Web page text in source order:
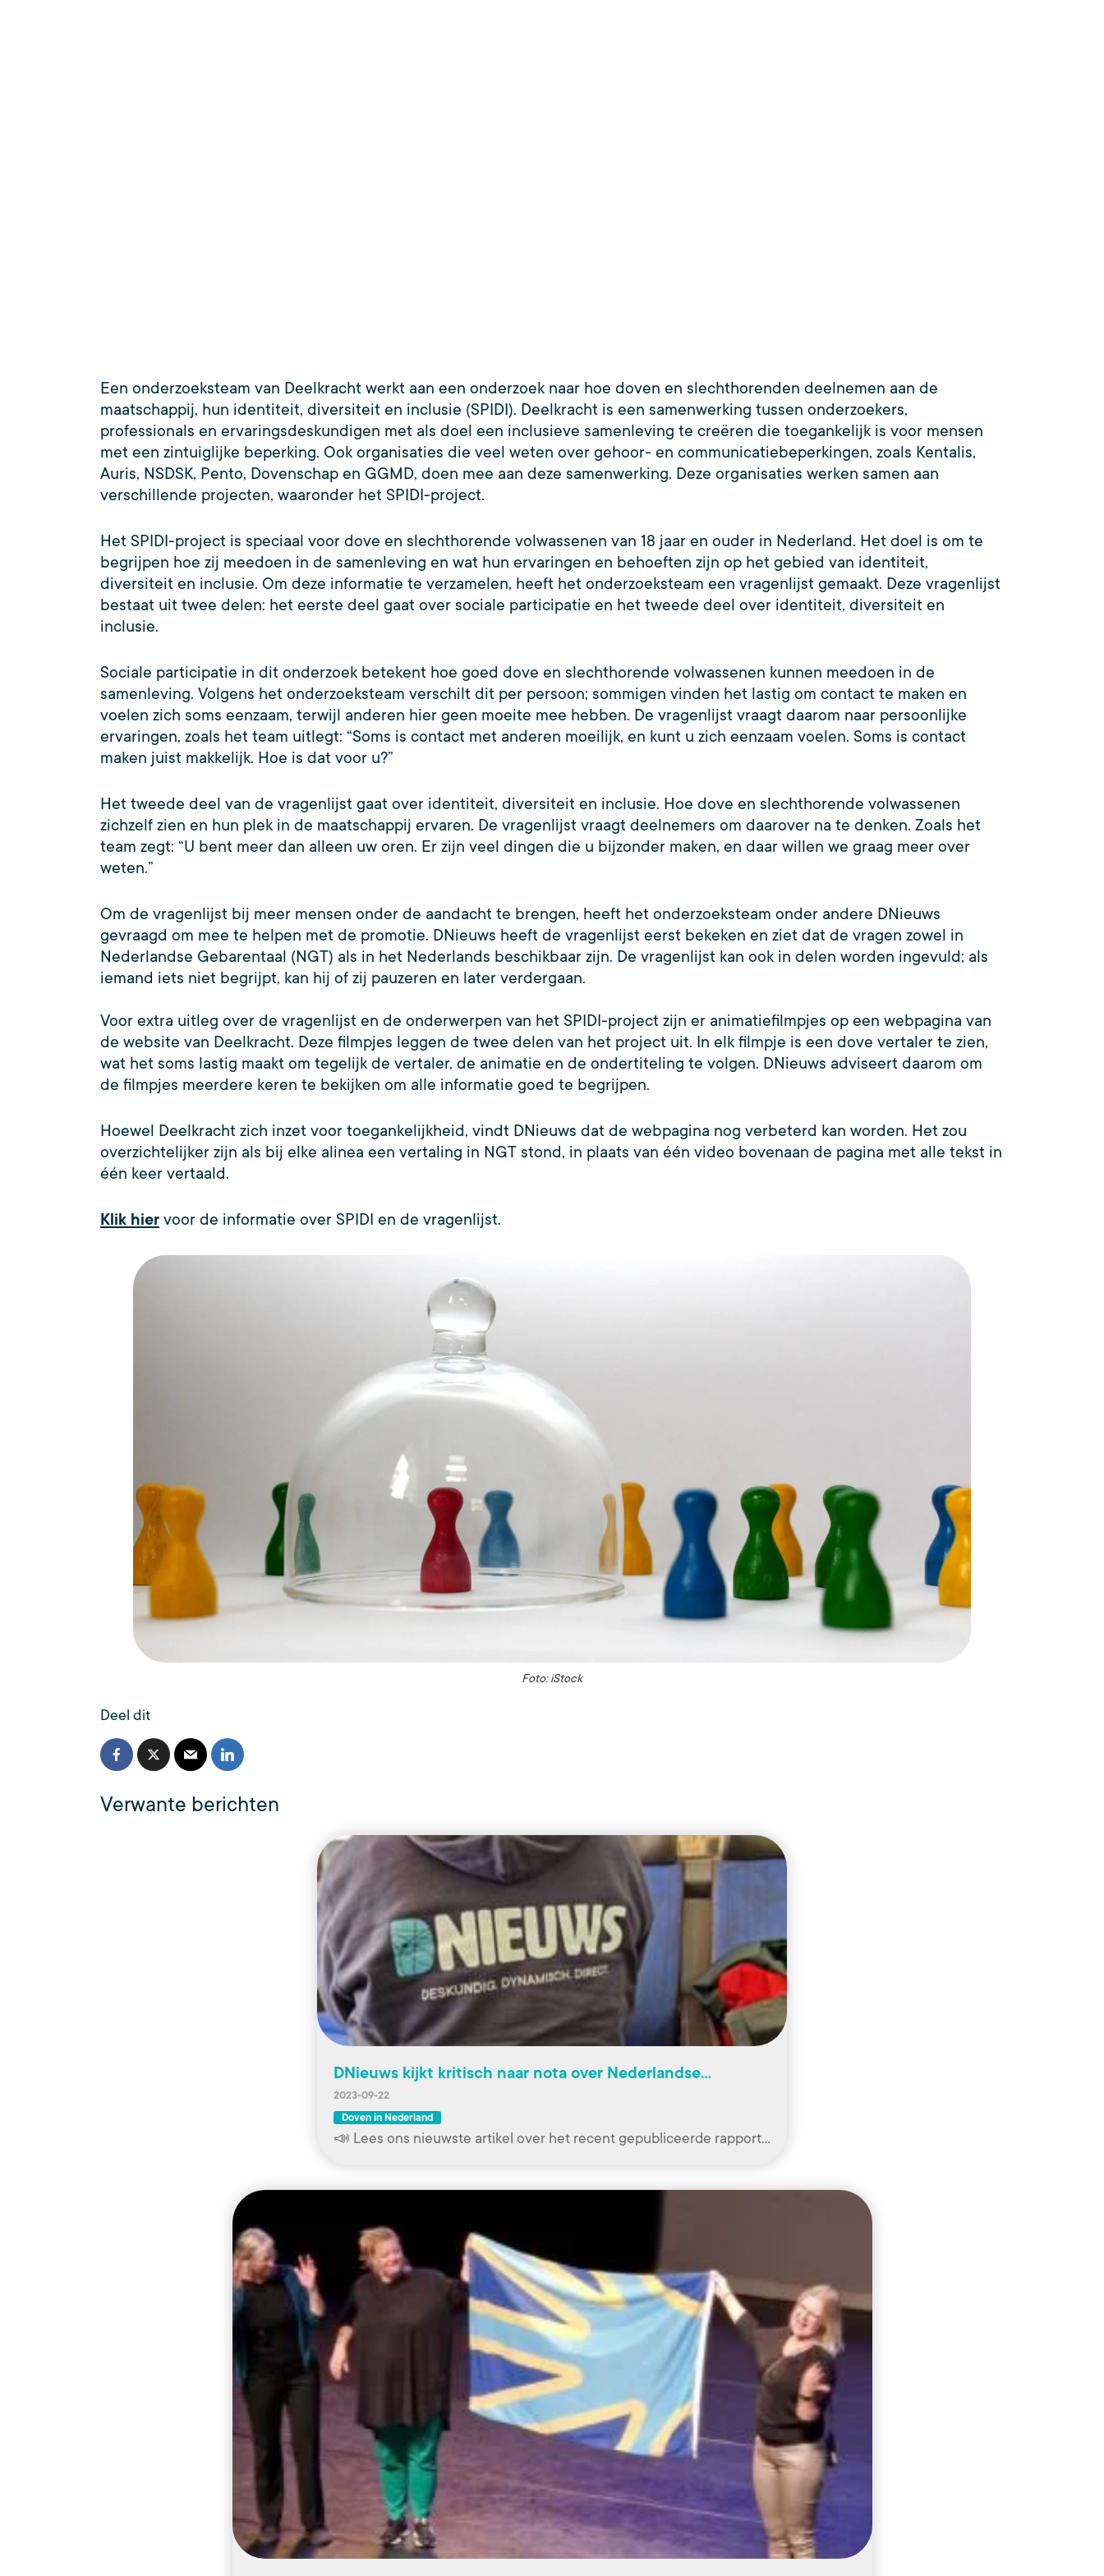
Een onderzoeksteam van Deelkracht werkt aan een onderzoek naar hoe doven en slechthorenden deelnemen aan de
maatschappij, hun identiteit, diversiteit en inclusie (SPIDI). Deelkracht is een samenwerking tussen onderzoekers,
professionals en ervaringsdeskundigen met als doel een inclusieve samenleving te creëren die toegankelijk is voor mensen
met een zintuiglijke beperking. Ook organisaties die veel weten over gehoor- en communicatiebeperkingen, zoals Kentalis,
Auris, NSDSK, Pento, Dovenschap en GGMD, doen mee aan deze samenwerking. Deze organisaties werken samen aan
verschillende projecten, waaronder het SPIDI-project.
Het SPIDI-project is speciaal voor dove en slechthorende volwassenen van 18 jaar en ouder in Nederland. Het doel is om te
begrijpen hoe zij meedoen in de samenleving en wat hun ervaringen en behoeften zijn op het gebied van identiteit,
diversiteit en inclusie. Om deze informatie te verzamelen, heeft het onderzoeksteam een vragenlijst gemaakt. Deze vragenlijst
bestaat uit twee delen: het eerste deel gaat over sociale participatie en het tweede deel over identiteit, diversiteit en
inclusie.
Sociale participatie in dit onderzoek betekent hoe goed dove en slechthorende volwassenen kunnen meedoen in de
samenleving. Volgens het onderzoeksteam verschilt dit per persoon; sommigen vinden het lastig om contact te maken en
voelen zich soms eenzaam, terwijl anderen hier geen moeite mee hebben. De vragenlijst vraagt daarom naar persoonlijke
ervaringen, zoals het team uitlegt: “Soms is contact met anderen moeilijk, en kunt u zich eenzaam voelen. Soms is contact
maken juist makkelijk. Hoe is dat voor u?”
Het tweede deel van de vragenlijst gaat over identiteit, diversiteit en inclusie. Hoe dove en slechthorende volwassenen
zichzelf zien en hun plek in de maatschappij ervaren. De vragenlijst vraagt deelnemers om daarover na te denken. Zoals het
team zegt: “U bent meer dan alleen uw oren. Er zijn veel dingen die u bijzonder maken, en daar willen we graag meer over
weten.”
Om de vragenlijst bij meer mensen onder de aandacht te brengen, heeft het onderzoeksteam onder andere DNieuws
gevraagd om mee te helpen met de promotie. DNieuws heeft de vragenlijst eerst bekeken en ziet dat de vragen zowel in
Nederlandse Gebarentaal (NGT) als in het Nederlands beschikbaar zijn. De vragenlijst kan ook in delen worden ingevuld; als
iemand iets niet begrijpt, kan hij of zij pauzeren en later verdergaan.
Voor extra uitleg over de vragenlijst en de onderwerpen van het SPIDI-project zijn er animatiefilmpjes op een webpagina van
de website van Deelkracht. Deze filmpjes leggen de twee delen van het project uit. In elk filmpje is een dove vertaler te zien,
wat het soms lastig maakt om tegelijk de vertaler, de animatie en de ondertiteling te volgen. DNieuws adviseert daarom om
de filmpjes meerdere keren te bekijken om alle informatie goed te begrijpen.
Hoewel Deelkracht zich inzet voor toegankelijkheid, vindt DNieuws dat de webpagina nog verbeterd kan worden. Het zou
overzichtelijker zijn als bij elke alinea een vertaling in NGT stond, in plaats van één video bovenaan de pagina met alle tekst in
één keer vertaald.
Klik hier voor de informatie over SPIDI en de vragenlijst.
Foto: iStock
Deel dit
Verwante berichten
DNieuws kijkt kritisch naar nota over Nederlandse…
2023-09-22
Doven in Nederland
📣 Lees ons nieuwste artikel over het recent gepubliceerde rapport…